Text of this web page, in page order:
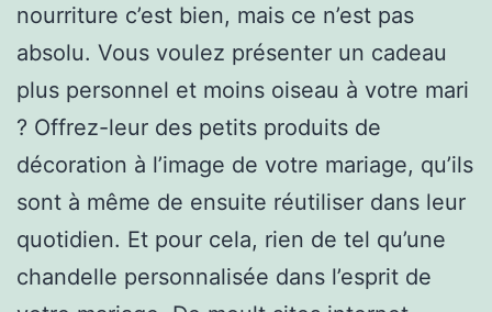
nourriture c’est bien, mais ce n’est pas
absolu. Vous voulez présenter un cadeau
plus personnel et moins oiseau à votre mari
? Offrez-leur des petits produits de
décoration à l’image de votre mariage, qu’ils
sont à même de ensuite réutiliser dans leur
quotidien. Et pour cela, rien de tel qu’une
chandelle personnalisée dans l’esprit de